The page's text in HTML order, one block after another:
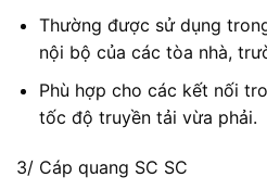
Thường được sử dụng
nội bộ của các tòa nhà,
Phù hợp cho các kết nối
tốc độ truyền tải vừa phải.
3/ Cáp quang SC SC